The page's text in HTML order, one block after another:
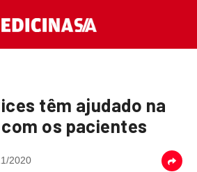
têm ajudado na
os pacientes
2020